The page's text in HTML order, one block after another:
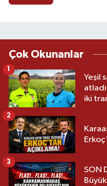
Çok Okunanlar
Yeşil
iki
2
SON
3